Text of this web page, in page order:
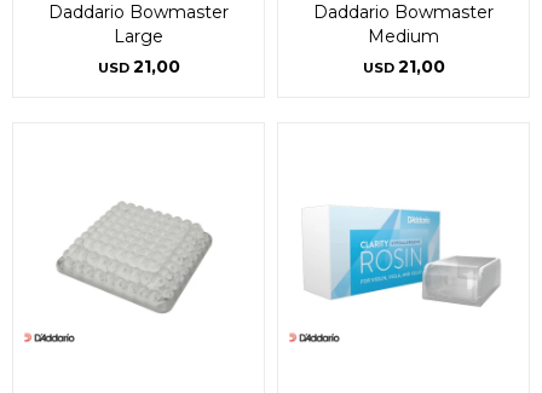
Daddario Bowmaster
Large
USD 21,00
Daddario Bowmaster
Medium
USD 21,00